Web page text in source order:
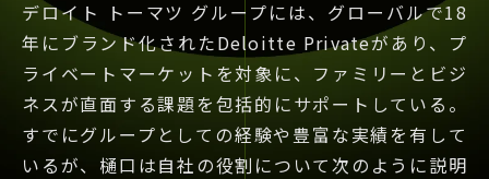
デロイト トーマツ グループには、グローバルで18
年にブランド化されたDeloitte Privateがあり、プ
ライベートマーケットを対象に、ファミリーとビジ
ネスが直面する課題を包括的にサポートしている。
すでにグループとしての経験や豊富な実績を有して
いるが、樋口は自社の役割について次のように説明